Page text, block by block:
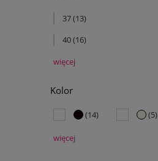
37(13)
40(16)
więcej
Kolor
(14) (5)
więcej